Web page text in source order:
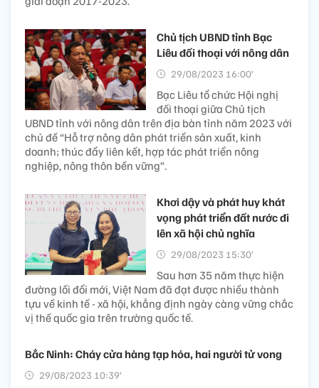
Chủ tịch UBND tỉnh Bạc
Liêu đối thoại với nông dân
29/08/2023 16:00’
Bạc Liêu tổ chức Hội nghị
đối thoại giữa Chủ tịch
UBND tỉnh với nông dân trên địa bàn tỉnh năm 2023 với
chủ đề “Hỗ trợ nông dân phát triển sản xuất, kinh
doanh; thúc đẩy liên kết, hợp tác phát triển nông
nghiệp, nông thôn bền vững”.
Khơi dậy và phát huy khát
vọng phát triển đất nước đi
lên xã hội chủ nghĩa
29/08/2023 15:30’
Sau hơn 35 năm thực hiện
đường lối đổi mới, Việt Nam đã đạt được nhiều thành
tựu về kinh tế - xã hội, khẳng định ngày càng vững chắc
vị thế quốc gia trên trường quốc tế.
Bắc Ninh: Cháy cửa hàng tạp hóa, hai người tử vong
29/08/2023 10:39’